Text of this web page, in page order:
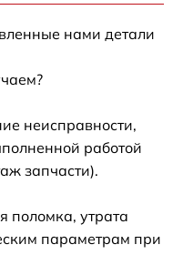
нами детали
неисправности,
работой
запчасти).
поломка, утрата
параметрам при